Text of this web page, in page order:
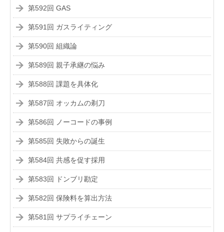
第592回 GAS
第591回 ガスライティング
第590回 組織論
第589回 親子承継の悩み
第588回 課題を具体化
第587回 オッカムの剃刀
第586回 ノーコードの事例
第585回 失敗からの誕生
第584回 共感を促す採用
第583回 ドンブリ勘定
第582回 保険料を算出方法
第581回 サプライチェーン